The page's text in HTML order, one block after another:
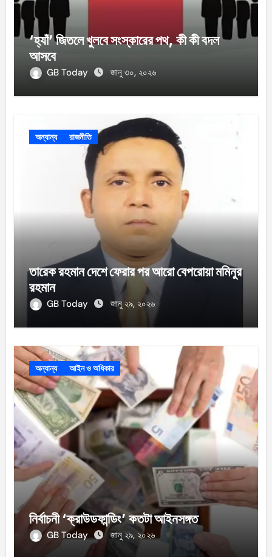
‘হ্যাঁ’ জিতলে খুলবে সংস্কারের পথ, কী কী বদল
আসবে
GB Today জানু ৩০, ২০২৬
অন্যান্য রাজনীতি
তারেক রহমান দেশে ফেরার পর আরো বেপরোয়া মমিনুর
রহমান
GB Today জানু ২৯, ২০২৬
অন্যান্য আইন ও অধিকার
নির্বাচনী ‘ক্রাউডফান্ডিং’ কতটা আইনসঙ্গত
GB Today জানু ২৯, ২০২৬